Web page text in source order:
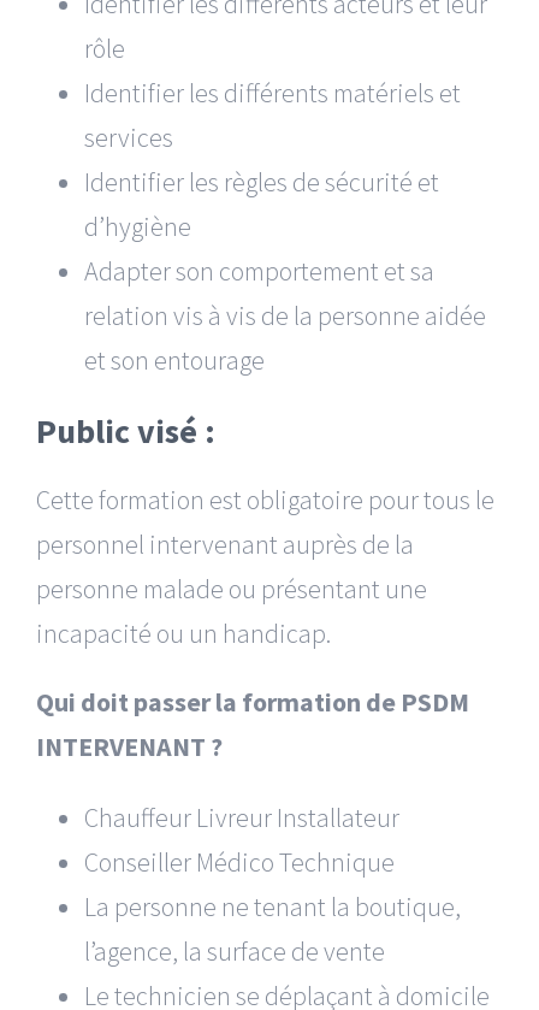
rôle
Identifier les différents matériels et
services
Identifier les règles de sécurité et
d’hygiène
Adapter son comportement et sa
relation vis à vis de la personne aidée
et son entourage
Public visé :
Cette formation est obligatoire pour tous le
personnel intervenant auprès de la
personne malade ou présentant une
incapacité ou un handicap.
Qui doit passer la formation de PSDM
INTERVENANT ?
Chauffeur Livreur Installateur
Conseiller Médico Technique
La personne ne tenant la boutique,
l’agence, la surface de vente
Le technicien se déplaçant à domicile